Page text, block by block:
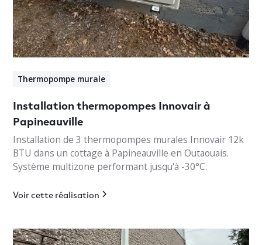
Thermopompe murale
Installation thermopompes Innovair à
Papineauville
Installation de 3 thermopompes murales Innovair 12k
BTU dans un cottage à Papineauville en Outaouais.
Système multizone performant jusqu'à -30°C.
Voir cette réalisation